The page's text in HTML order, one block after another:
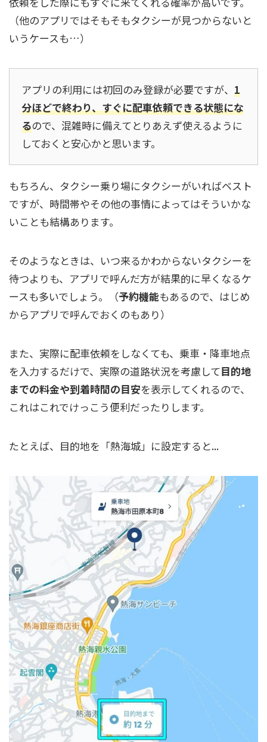
（他のアプリではそもそもタクシーが見つからないと
いうケースも…）
アプリの利用には初回のみ登録が必要ですが、 1
分ほどで終わり、すぐに配車依頼できる状態にな
るので、混雑時に備えてとりあえず使えるように
しておくと安心かと思います。
もちろん、タクシー乗り場にタクシーがいればベスト
ですが、時間帯やその他の事情によってはそういかな
いことも結構あります。
そのようなときは、いつ来るかわからないタクシーを
待つよりも、アプリで呼んだ方が結果的に早くなるケ
ースも多いでしょう。（予約機能もあるので、はじめ
からアプリで呼んでおくのもあり）
また、実際に配車依頼をしなくても、乗車・降車地点
を入力するだけで、実際の道路状況を考慮して目的地
までの料金や到着時間の目安を表示してくれるので、
これはこれでけっこう便利だったりします。
たとえば、目的地を「熱海城」に設定すると...